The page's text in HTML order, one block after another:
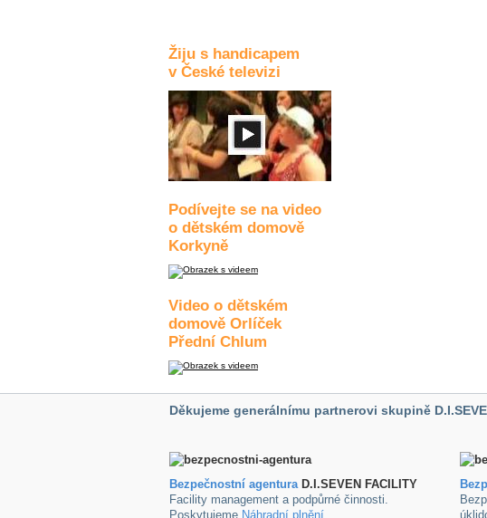
Žiju s handicapem
v České televizi
Podívejte se na video
o dětském domově
Korkyně
Video o dětském
domově Orlíček
Přední Chlum
Děkujeme generálnímu partnerovi skupině
Bezpečnostní agenturaD.I.SEVEN FACILITY
Facility management a podpůrné činnosti.
Poskytujeme Náhradní plnění
B